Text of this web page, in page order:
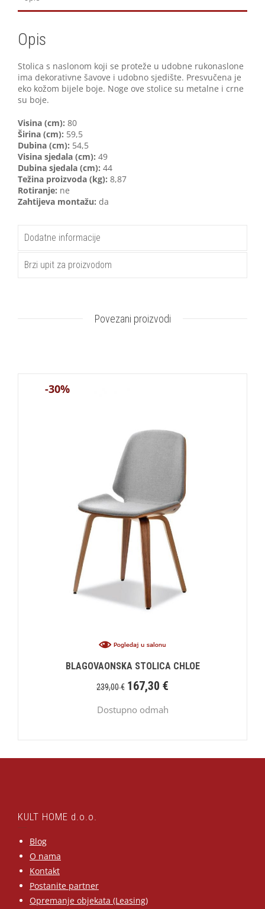
Opis
Stolica s naslonom koji se proteže u udobne rukonaslone
ima dekorativne šavove i udobno sjedište. Presvučena je
eko kožom bijele boje. Noge ove stolice su metalne i crne
su boje.
Visina (cm): 80
Širina (cm): 59,5
Dubina (cm): 54,5
Visina sjedala (cm): 49
Dubina sjedala (cm): 44
Težina proizvoda (kg): 8,87
Rotiranje: ne
Zahtijeva montažu: da
Dodatne informacije
Brzi upit za proizvodom
Povezani proizvodi
-30%
BLAGOVAONSKA STOLICA CHLOE
239,00€ 167,30 €
Dostupno odmah
KULT HOME d.o.o.
Blog
O nama
Kontakt
Postanite partner
Opremanje objekata (Leasing)